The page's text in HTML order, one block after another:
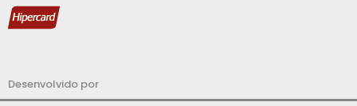
Desenvolvido por